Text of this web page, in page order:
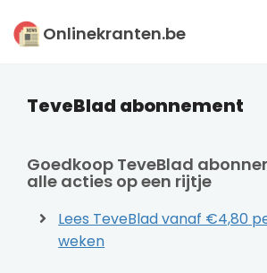
Onlinekranten.be
Kranten
TeveBlad abonnement
Goedkoop TeveBlad
alle acties op een rijtje
Lees TeveBlad vanaf €4,80
weken